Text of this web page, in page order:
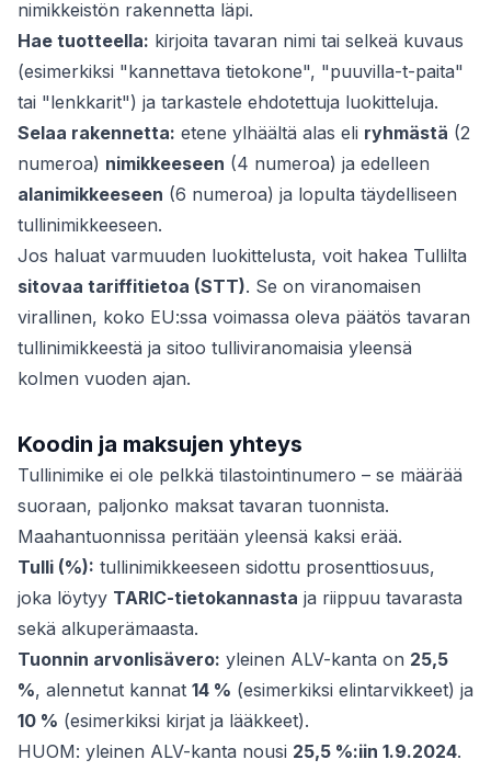
nimikkeistön rakennetta läpi.
Hae tuotteella: kirjoita tavaran nimi tai selkeä kuvaus
(esimerkiksi "kannettava tietokone", "puuvilla-t-paita"
tai "lenkkarit") ja tarkastele ehdotettuja luokitteluja.
Selaa rakennetta: etene ylhäältä alas eli ryhmästä (2
numeroa) nimikkeeseen (4 numeroa) ja edelleen
alanimikkeeseen (6 numeroa) ja lopulta täydelliseen
tullinimikkeeseen.
Jos haluat varmuuden luokittelusta, voit hakea Tullilta
sitovaa tariffitietoa (STT). Se on viranomaisen
virallinen, koko EU:ssa voimassa oleva päätös tavaran
tullinimikkeestä ja sitoo tulliviranomaisia yleensä
kolmen vuoden ajan.
Koodin ja maksujen yhteys
Tullinimike ei ole pelkkä tilastointinumero – se määrää
suoraan, paljonko maksat tavaran tuonnista.
Maahantuonnissa peritään yleensä kaksi erää.
Tulli (%): tullinimikkeeseen sidottu prosenttiosuus,
joka löytyy TARIC-tietokannasta ja riippuu tavarasta
sekä alkuperämaasta.
Tuonnin arvonlisävero: yleinen ALV-kanta on 25,5
%, alennetut kannat 14 % (esimerkiksi elintarvikkeet) ja
10 % (esimerkiksi kirjat ja lääkkeet).
HUOM: yleinen ALV-kanta nousi 25,5 %:iin 1.9.2024.